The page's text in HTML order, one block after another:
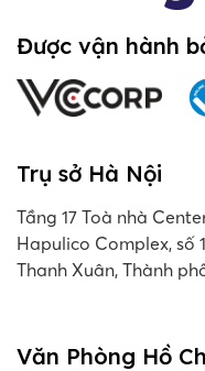
Được vận hành
Trụ sở Hà Nội
Tầng 17 Toà nhà
Hapulico Complex, số
Thanh Xuân, Thành
Văn Phòng Hồ